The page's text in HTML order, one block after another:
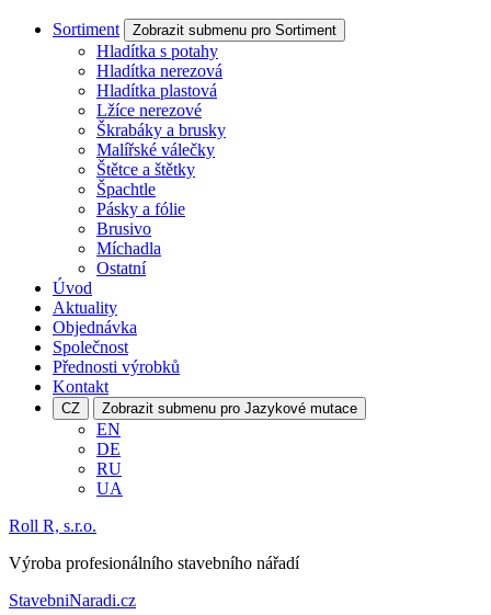
Sortiment Zobrazit submenu pro Sortiment
Hladítka s potahy
Hladítka nerezová
Hladítka plastová
Lžíce nerezové
Škrabáky a brusky
Malířské válečky
Štětce a štětky
Špachtle
Pásky a fólie
Brusivo
Míchadla
Ostatní
Úvod
Aktuality
Objednávka
Společnost
Přednosti výrobků
Kontakt
CZ Zobrazit submenu pro Jazykové mutace
EN
DE
RU
UA
Roll R, s.r.o.
Výroba profesionálního stavebního nářadí
StavebniNaradi.cz